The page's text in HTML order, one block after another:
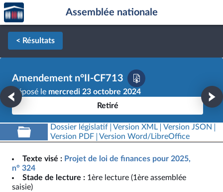
Aller au contenu
Aller en bas de la page
Accèder
à la
page
d'accueil
Assemblée nationale
< Résultats
Amendement n°II-CF713
Déposé le mercredi 23 octobre 2024
Retiré
Dossier législatif Version XML
Version JSON
Version PDF
Version Word/LibreOffice
Texte visé : Projet de loi de finances pour 2025,
n° 324
Stade de lecture : 1ère lecture (1ère assemblée
saisie)